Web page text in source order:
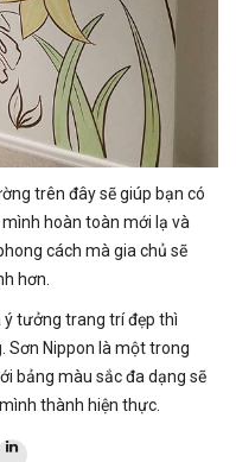
trên đây sẽ giúp bạn có
hoàn toàn mới lạ và
cách mà gia chủ sẽ
hơn.
tưởng trang trí đẹp thì
Sơn Nippon là một trong
bảng màu sắc đa dạng sẽ
thành hiện thực.